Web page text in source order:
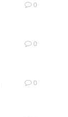
0
0
0